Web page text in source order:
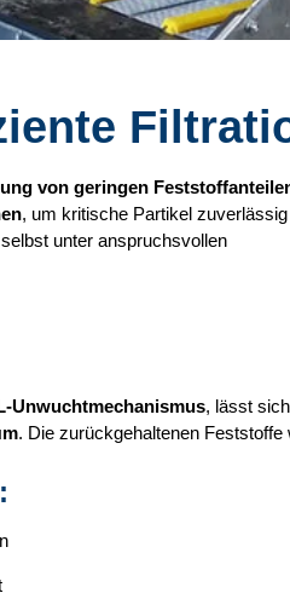
von geringen
, um kritische Partikel
unter anspruchsvollen
Unwuchtmechanismus, lässt
. Die zurückgehaltenen